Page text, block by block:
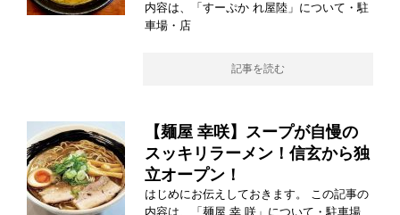
内容は、「すーぷか れ屋陸」について・駐
車場・店
記事を読む
【麺屋 幸咲】スープが自慢の
スッキリラーメン！信玄から独
立オープン！
はじめにお伝えしておきます。 この記事の
内容は、「麺屋 幸 咲」について・駐車場